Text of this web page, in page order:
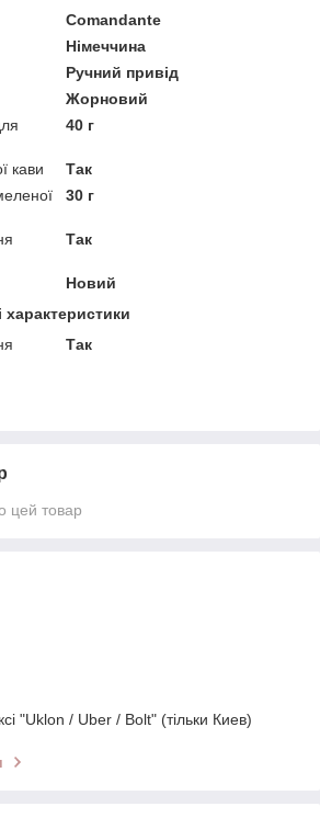
Comandante
Німеччина
Ручний привід
Жорновий
40 г
кави
Так
30 г
Так
Новий
Так
цей товар
"Uklon / Uber / Bolt" (тільки Киев)